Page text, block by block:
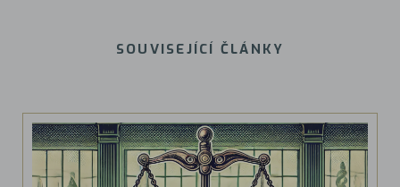
SOUVISEJÍCÍ ČLÁNKY